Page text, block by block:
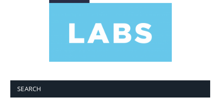
SEARCH